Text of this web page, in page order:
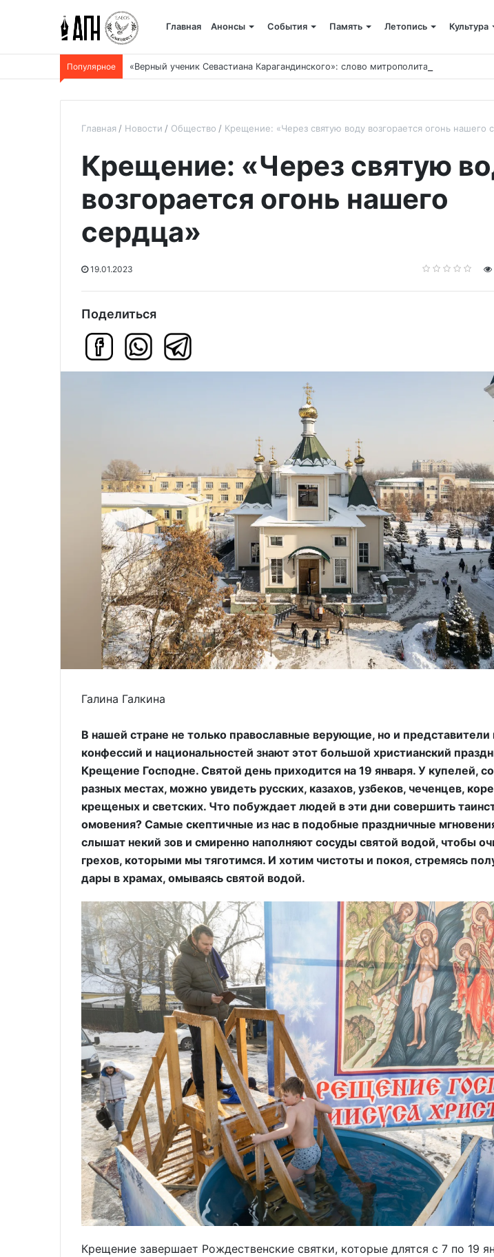
Главная Анонсы События Память Летопись Культура
Популярное «Верный ученик Севастиана Карагандинского»: слово митрополита Александра
Главная Новости Общество Крещение: «Через святую воду возгорается огонь нашего
Крещение: «Через святую
возгорается огонь нашего
сердца»
19.01.2023
Поделиться
Галина Галкина
В нашей стране не только православные верующие, но и представители
конфессий и национальностей знают этот большой христианский
Крещение Господне. Святой день приходится на 19 января. У купелей,
разных местах, можно увидеть русских, казахов, узбеков, чеченцев,
крещеных и светских. Что побуждает людей в эти дни совершить
омовения? Самые скептичные из нас в подобные праздничные
слышат некий зов и смиренно наполняют сосуды святой водой, чтобы
грехов, которыми мы тяготимся. И хотим чистоты и покоя, стремясь
дары в храмах, омываясь святой водой.
Крещение завершает Рождественские святки, которые длятся с 7 по 19